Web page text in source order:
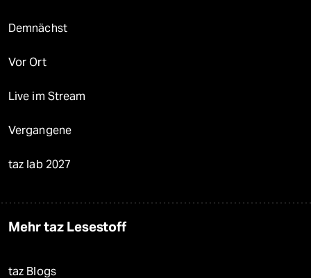
Demnächst
Vor Ort
Live im Stream
Vergangene
taz lab 2027
Mehr taz Lesestoff
taz Blogs